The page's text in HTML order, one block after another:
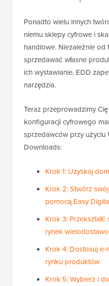
Ponadto wielu innych
niemu sklepy cyfrowe i
handlowe. Niezależnie od
sprzedawać własne
ich wystawianie, EDD
narzędzia.
Teraz przeprowadzimy
konfiguracji cyfrowego
sprzedawców przy użyciu
Downloads:
Krok 1: Uzyskaj
Krok 2: Stwórz
pomocą Easy
Krok 3:
rynek
Krok 4: Dostosuj
rynku produktów
Krok 5: Wybierz i